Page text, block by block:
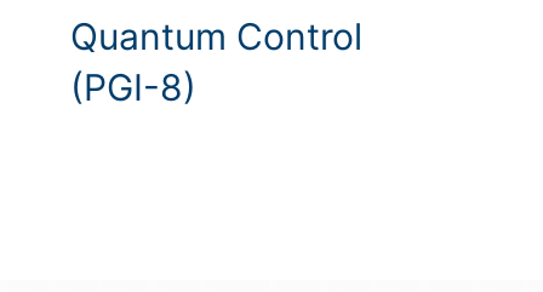
Quantum Control
(PGI-8)